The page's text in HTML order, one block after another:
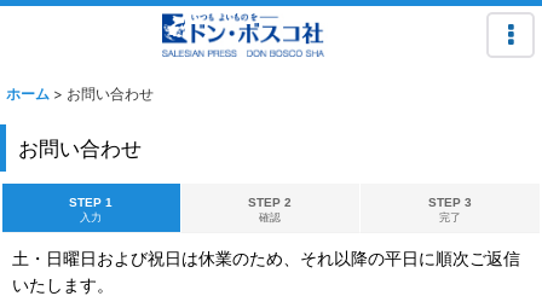
ホーム > お問い合わせ
お問い合わせ
STEP 1
入力
STEP 2
確認
STEP 3
完了
土・日曜日および祝日は休業のため、それ以降の平日に順次ご返信
いたします。